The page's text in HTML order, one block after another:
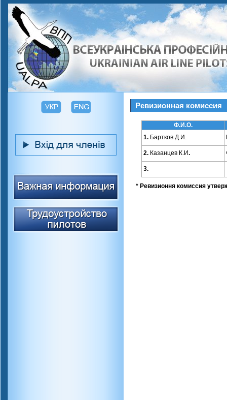
Ревизионная комиссия
Ф.И.О.
1. Бартков Д.И.
2. Казанцев К.И.
3.
* Ревизионня комиссия